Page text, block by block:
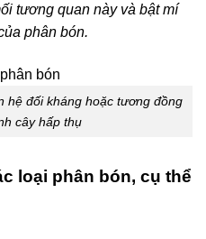
tương quan này và bật mí
phân bón.
hệ đối kháng hoặc tương đồng
cây hấp thụ
loại phân bón, cụ thể